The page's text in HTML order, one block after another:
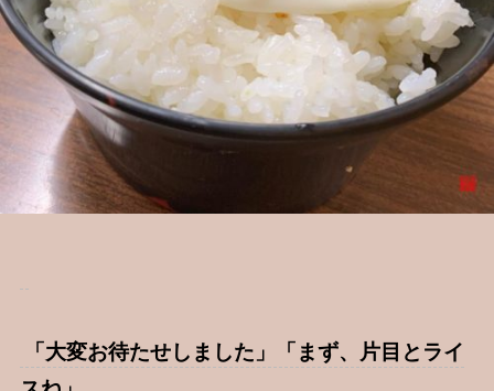
「大変お待たせしました」「まず、片目とライ